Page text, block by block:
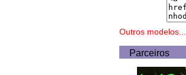
Outros modelos...
Parceiros